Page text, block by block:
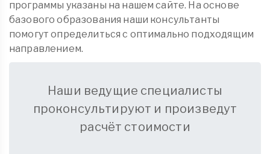
программы указаны на нашем сайте. На основе
базового образования наши консультанты
помогут определиться с оптимально подходящим
направлением.
Наши ведущие специалисты
проконсультируют и произведут
расчёт стоимости